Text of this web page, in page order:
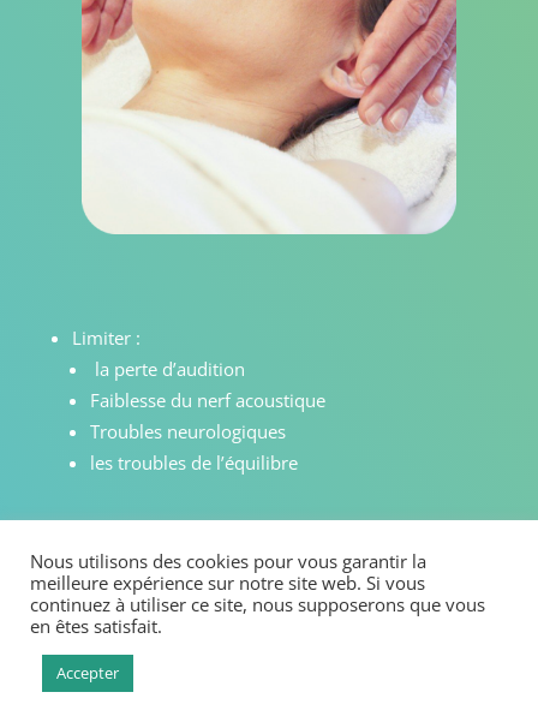
Limiter :
la perte d’audition
Faiblesse du nerf acoustique
Troubles neurologiques
les troubles de l’équilibre
RENDEZ-VOUS SMS 06 85 69 45 01
Nous utilisons des cookies pour vous garantir la
meilleure expérience sur notre site web. Si vous
continuez à utiliser ce site, nous supposerons que vous
en êtes satisfait.
Accepter